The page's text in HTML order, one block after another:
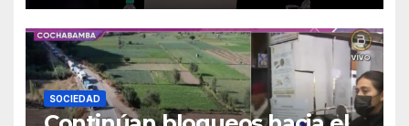
SOCIEDAD